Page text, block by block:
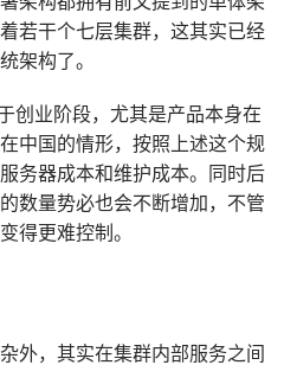
若干个七层集群，这其实已经
架构了。
创业阶段，尤其是产品本身在
中国的情形，按照上述这个规
务器成本和维护成本。同时后
数量势必也会不断增加，不管
得更难控制。
外，其实在集群内部服务之间